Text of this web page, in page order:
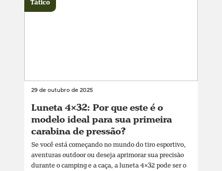
29 de outubro de 2025
Luneta 4×32: Por que este é o
modelo ideal para sua primeira
carabina de pressão?
Se você está começando no mundo do tiro esportivo,
aventuras outdoor ou deseja aprimorar sua precisão
durante o camping e a caça, a luneta 4×32 pode ser o
Tático